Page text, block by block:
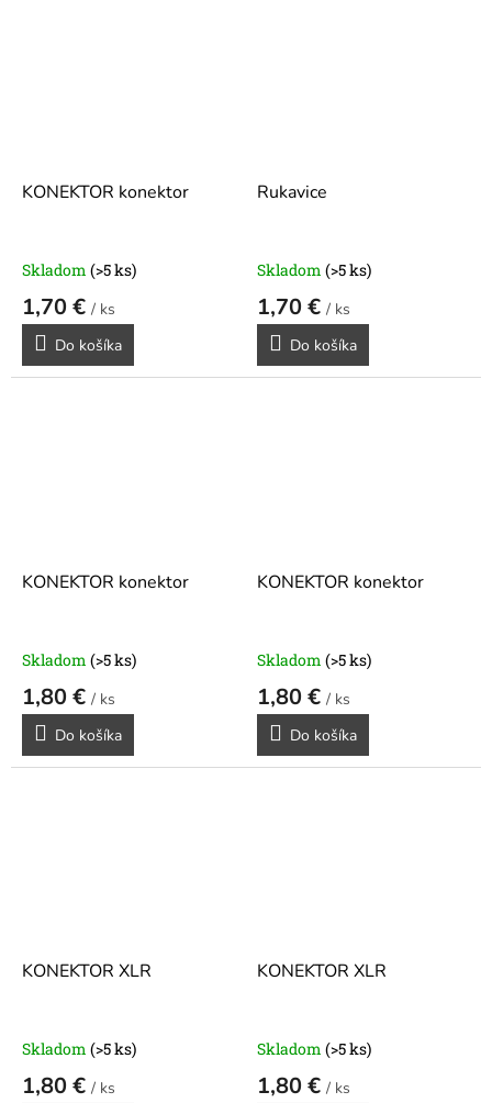
KONEKTOR konektor
Skladom (>5 ks)
1,70 € / ks
Do košíka
Rukavice
Skladom (>5 ks)
1,70 € / ks
Do košíka
KONEKTOR konektor
Skladom (>5 ks)
1,80 € / ks
Do košíka
KONEKTOR konektor
Skladom (>5 ks)
1,80 € / ks
Do košíka
KONEKTOR XLR
Skladom (>5 ks)
1,80 € / ks
KONEKTOR XLR
Skladom (>5 ks)
1,80 € / ks